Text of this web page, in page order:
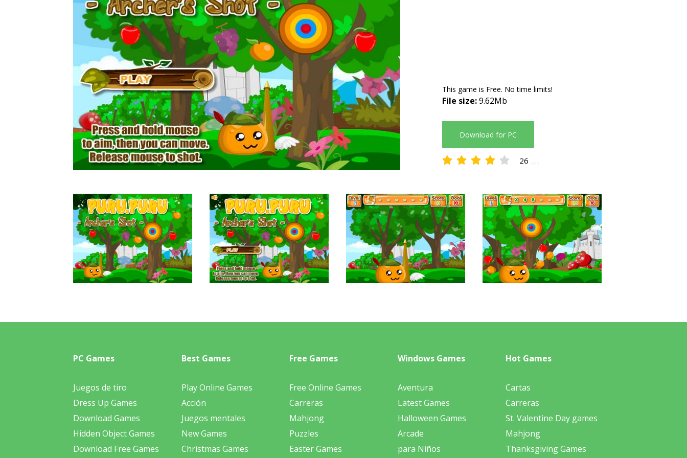
This game is Free. No time limits!
File size:9.62Mb
Download for PC
26
PC Games
Juegos de tiro
Dress Up Games
Download Games
Hidden Object Games
Download Free Games
Best Games
Play Online Games
Acción
Juegos mentales
New Games
Christmas Games
Free Games
Free Online Games
Carreras
Mahjong
Puzzles
Easter Games
Windows Games
Aventura
Latest Games
Halloween Games
Arcade
para Niños
Hot Games
Cartas
Carreras
St. Valentine Day games
Mahjong
Thanksgiving Games